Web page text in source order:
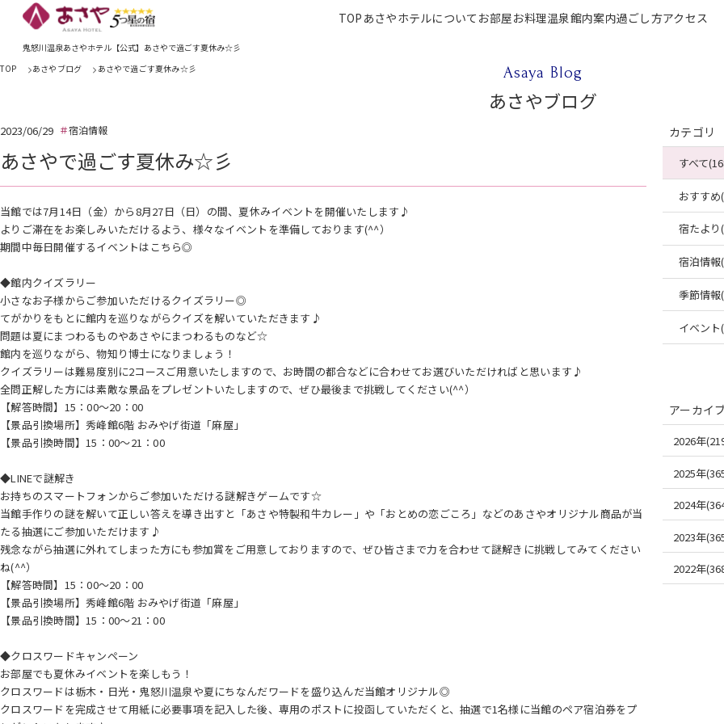
TOP あさやホテルについて お部屋お料理温泉館内案内過ごし方アクセス
鬼怒川温泉あさやホテル【公式】あさやで過ごす夏休み☆彡
TOP あさやブログ あさやで過ごす夏休み☆彡 Asaya Blog
あさやブログ
2023/06/29 宿泊情報
あさやで過ごす夏休み☆彡
当館では7月14日（金）から8月27日（日）の間、夏休みイベントを開催いたします♪
よりご滞在をお楽しみいただけるよう、様々なイベントを準備しております(^^）
期間中毎日開催するイベントはこちら◎
◆館内クイズラリー
小さなお子様からご参加いただけるクイズラリー◎
てがかりをもとに館内を巡りながらクイズを解いていただきます♪
問題は夏にまつわるものやあさやにまつわるものなど☆
館内を巡りながら、物知り博士になりましょう！
クイズラリーは難易度別に2コースご用意いたしますので、お時間の都合などに合わせてお選びいただければと思います♪
全問正解した方には素敵な景品をプレゼントいたしますので、ぜひ最後まで挑戦してください(^^）
【解答時間】15：00～20：00
【景品引換場所】秀峰館6階 おみやげ街道「麻屋」
【景品引換時間】15：00～21：00
◆LINEで謎解き
お持ちのスマートフォンからご参加いただける謎解きゲームです☆
当館手作りの謎を解いて正しい答えを導き出すと「あさや特製和牛カレー」や「おとめの恋ごころ」などのあさやオリジナル商品が当
たる抽選にご参加いただけます♪
残念ながら抽選に外れてしまった方にも参加賞をご用意しておりますので、ぜひ皆さまで力を合わせて謎解きに挑戦してみてください
ね(^^）
【解答時間】15：00～20：00
【景品引換場所】秀峰館6階 おみやげ街道「麻屋」
【景品引換時間】15：00～21：00
◆クロスワードキャンペーン
お部屋でも夏休みイベントを楽しもう！
クロスワードは栃木・日光・鬼怒川温泉や夏にちなんだワードを盛り込んだ当館オリジナル◎
クロスワードを完成させて用紙に必要事項を記入した後、専用のポストに投函していただくと、抽選で1名様に当館のペア宿泊券をプ
カテゴリ
すべて
おすすめ
宿たより
宿泊情報
季節情報
イベント
アーカイ
2026年
2025年
2024年
2023年
2022年